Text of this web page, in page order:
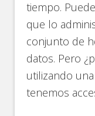
tiempo.
que lo
conjunto de
datos. Pero
utilizando
tenemos